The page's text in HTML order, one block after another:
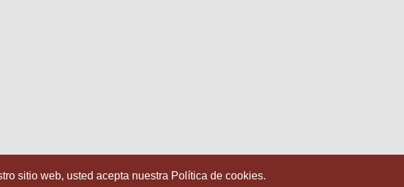
sitio web, usted acepta nuestra Política de cookies.